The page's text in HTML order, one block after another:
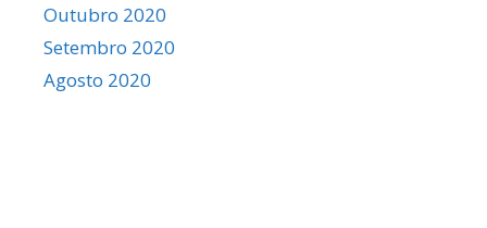
Outubro 2020
Setembro 2020
Agosto 2020